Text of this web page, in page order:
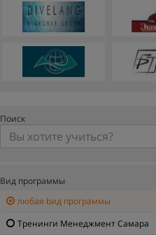
Поиск
Вид программы
любая bид программы
Тренинги Менеджмент Самара